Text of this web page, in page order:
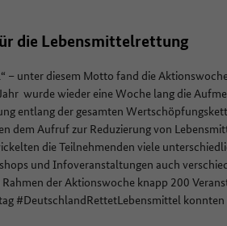
die Lebensmittelrettung
– unter diesem Motto fand die
wurde wieder eine Woche lang die
entlang der gesamten
dem Aufruf zur Reduzierung von
die Teilnehmenden viele
und Infoveranstaltungen auch
der Aktionswoche knapp 200
#DeutschlandRettetLebensmittel konnten